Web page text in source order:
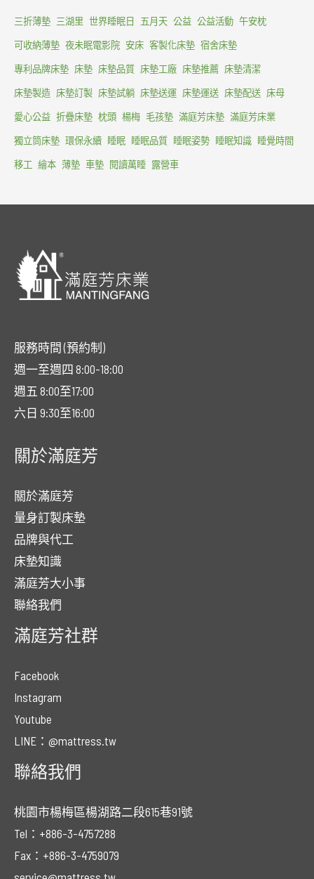
三折薄墊 三湖里 世界睡眠日 五月天 公益 公益活動 午安枕
可收納薄墊 夜未眠電影院 安床 客製化床墊 宿舍床墊
專利品牌床墊 床墊 床墊品質 床墊工廠 床墊推薦 床墊清潔
床墊製造 床墊訂製 床墊試躺 床墊送運 床墊運送 床墊配送 床母
愛心公益 折疊床墊 枕頭 楊梅 毛孩墊 滿庭芳床墊 滿庭芳床業
獨立筒床墊 環保永續 睡眠 睡眠品質 睡眠姿勢 睡眠知識 睡覺時間
移工 繪本 薄墊 車墊 閱讀萬睡 露營車
服務時間 (預約制)
週一至週四 8:00-18:00
週五 8:00至17:00
六日 9:30至16:00
關於滿庭芳
關於滿庭芳
量身訂製床墊
品牌與代工
床墊知識
滿庭芳大小事
聯絡我們
滿庭芳社群
Facebook
Instagram
Youtube
LINE：@mattress.tw
聯絡我們
桃園市楊梅區楊湖路二段615巷91號
Tel：+886-3-4757288
Fax：+886-3-4759079